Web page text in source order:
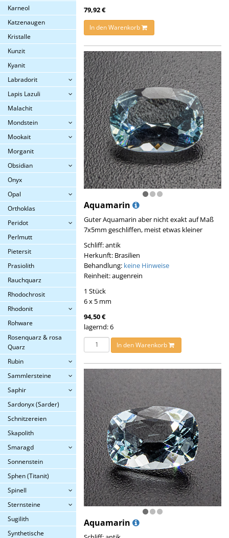
Karneol
Katzenaugen
Kristalle
Kunzit
Kyanit
Labradorit
Lapis Lazuli
Malachit
Mondstein
Mookait
Morganit
Obsidian
Onyx
Opal
Orthoklas
Peridot
Perlmutt
Pietersit
Prasiolith
Rauchquarz
Rhodochrosit
Rhodonit
Rohware
Rosenquarz & rosa
Quarz
Rubin
Sammlersteine
Saphir
Sardonyx (Sarder)
Schnitzereien
Skapolith
Smaragd
Sonnenstein
Sphen (Titanit)
Spinell
Sternsteine
Sugilith
Synthetische
79,92 €
In den Warenkorb
Aquamarin
Guter Aquamarin aber nicht exakt auf Maß
7x5mm geschliffen, meist etwas kleiner
Schliff: antik
Herkunft: Brasilien
Behandlung: keine Hinweise
Reinheit: augenrein
1 Stück
6 x 5 mm
94,50 €
lagernd: 6
In den Warenkorb
Aquamarin